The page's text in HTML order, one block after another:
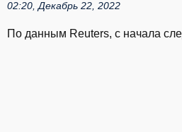
02:20, Декабрь 22, 2022
По данным Reuters, с начала